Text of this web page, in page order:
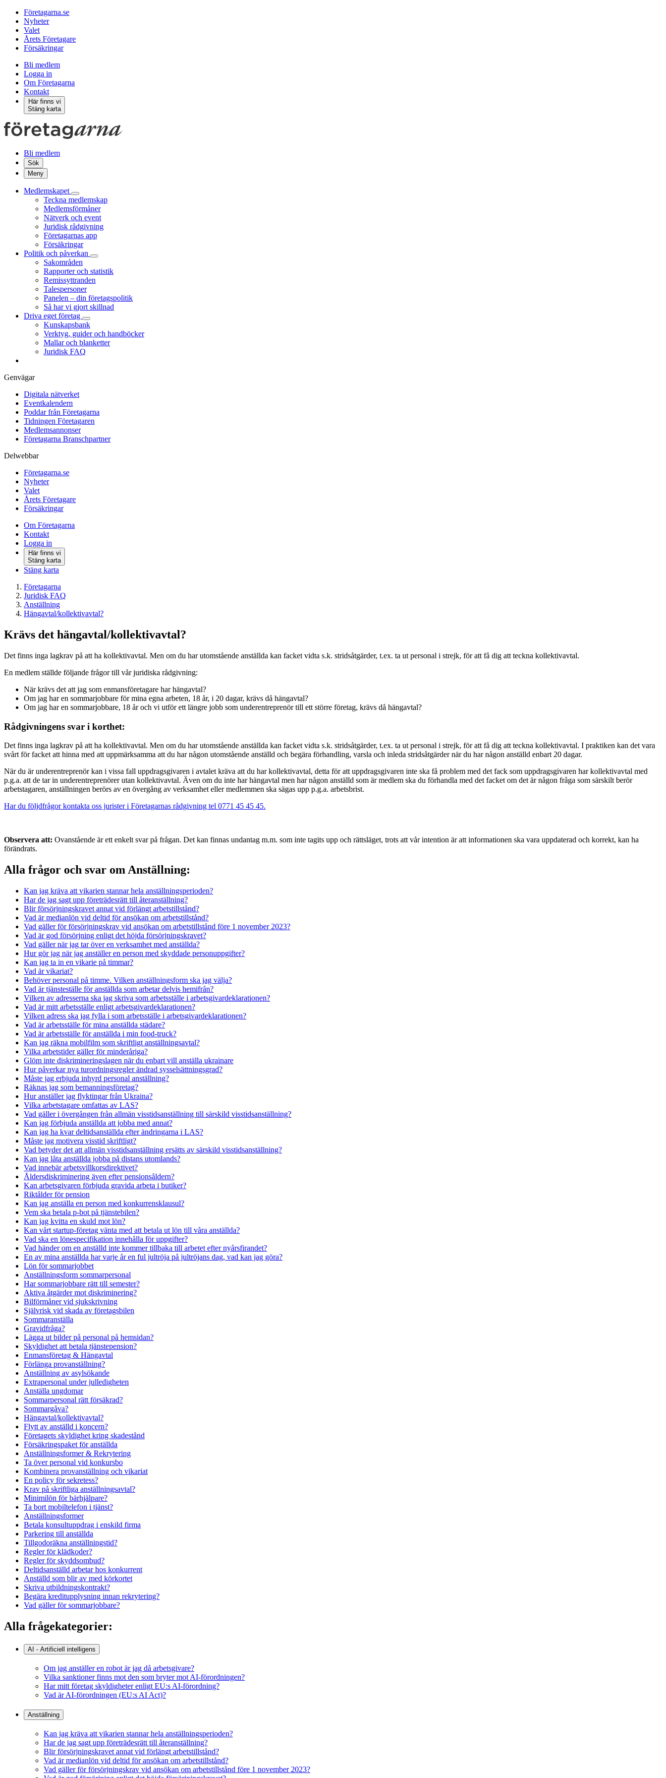
Företagarna.se
Nyheter
Valet
Årets Företagare
Försäkringar
Bli medlem
Logga in
Om Företagarna
Kontakt
Här finns vi
Stäng karta
Bli medlem
Sök
Meny
Medlemskapet
Teckna medlemskap
Medlemsförmåner
Nätverk och event
Juridisk rådgivning
Företagarnas app
Försäkringar
Politik och påverkan
Sakområden
Rapporter och statistik
Remissyttranden
Talespersoner
Panelen – din företagspolitik
Så har vi gjort skillnad
Driva eget företag
Kunskapsbank
Verktyg, guider och handböcker
Mallar och blanketter
Juridisk FAQ
Genvägar
Digitala nätverket
Eventkalendern
Poddar från Företagarna
Tidningen Företagaren
Medlemsannonser
Företagarna Branschpartner
Delwebbar
Företagarna.se
Nyheter
Valet
Årets Företagare
Försäkringar
Om Företagarna
Kontakt
Logga in
Här finns vi
Stäng karta
Stäng karta
Företagarna
Juridisk FAQ
Anställning
Hängavtal/kollektivavtal?
Krävs det hängavtal/kollektivavtal?
Det finns inga lagkrav på att ha kollektivavtal. Men om du har utomstående anställda kan facket vidta s.k. stridsåtgärder, t.ex. ta ut personal i strejk, för att få dig att teckna kollektivavtal.
En medlem ställde följande frågor till vår juridiska rådgivning:
När krävs det att jag som enmansföretagare har hängavtal?
Om jag har en sommarjobbare för mina egna arbeten, 18 år, i 20 dagar, krävs då hängavtal?
Om jag har en sommarjobbare, 18 år och vi utför ett längre jobb som underentreprenör till ett större företag, krävs då hängavtal?
Rådgivningens svar i korthet:
Det finns inga lagkrav på att ha kollektivavtal. Men om du har utomstående anställda kan facket vidta s.k. stridsåtgärder, t.ex. ta ut personal i strejk, för att få dig att teckna kollektivavtal. I praktiken kan det vara
svårt för facket att hinna med att uppmärksamma att du har någon utomstående anställd och begära förhandling, varsla och inleda stridsåtgärder när du har någon anställd enbart 20 dagar.
När du är underentreprenör kan i vissa fall uppdragsgivaren i avtalet kräva att du har kollektivavtal, detta för att uppdragsgivaren inte ska få problem med det fack som uppdragsgivaren har kollektivavtal med
p.g.a. att de tar in underentreprenörer utan kollektivavtal. Även om du inte har hängavtal men har någon anställd som är medlem ska du förhandla med det facket om det är någon fråga som särskilt berör
arbetstagaren, anställningen berörs av en övergång av verksamhet eller medlemmen ska sägas upp p.g.a. arbetsbrist.
Har du följdfrågor kontakta oss jurister i Företagarnas rådgivning tel 0771 45 45 45.
Observera att: Ovanstående är ett enkelt svar på frågan. Det kan finnas undantag m.m. som inte tagits upp och rättsläget, trots att vår intention är att informationen ska vara uppdaterad och korrekt, kan ha
förändrats.
Alla frågor och svar om Anställning:
Kan jag kräva att vikarien stannar hela anställningsperioden?
Har de jag sagt upp företrädesrätt till återanställning?
Blir försörjningskravet annat vid förlängt arbetstillstånd?
Vad är medianlön vid deltid för ansökan om arbetstillstånd?
Vad gäller för försörjningskrav vid ansökan om arbetstillstånd före 1 november 2023?
Vad är god försörjning enligt det höjda försörjningskravet?
Vad gäller när jag tar över en verksamhet med anställda?
Hur gör jag när jag anställer en person med skyddade personuppgifter?
Kan jag ta in en vikarie på timmar?
Vad är vikariat?
Behöver personal på timme. Vilken anställningsform ska jag välja?
Vad är tjänsteställe för anställda som arbetar delvis hemifrån?
Vilken av adresserna ska jag skriva som arbetsställe i arbetsgivardeklarationen?
Vad är mitt arbetsställe enligt arbetsgivardeklarationen?
Vilken adress ska jag fylla i som arbetsställe i arbetsgivardeklarationen?
Vad är arbetsställe för mina anställda städare?
Vad är arbetsställe för anställda i min food-truck?
Kan jag räkna mobilfilm som skriftligt anställningsavtal?
Vilka arbetstider gäller för minderåriga?
Glöm inte diskrimineringslagen när du enbart vill anställa ukrainare
Hur påverkar nya turordningsregler ändrad sysselsättningsgrad?
Måste jag erbjuda inhyrd personal anställning?
Räknas jag som bemanningsföretag?
Hur anställer jag flyktingar från Ukraina?
Vilka arbetstagare omfattas av LAS?
Vad gäller i övergången från allmän visstidsanställning till särskild visstidsanställning?
Kan jag förbjuda anställda att jobba med annat?
Kan jag ha kvar deltidsanställda efter ändringarna i LAS?
Måste jag motivera visstid skriftligt?
Vad betyder det att allmän visstidsanställning ersätts av särskild visstidsanställning?
Kan jag låta anställda jobba på distans utomlands?
Vad innebär arbetsvillkorsdirektivet?
Åldersdiskriminering även efter pensionsåldern?
Kan arbetsgivaren förbjuda gravida arbeta i butiker?
Riktålder för pension
Kan jag anställa en person med konkurrensklausul?
Vem ska betala p-bot på tjänstebilen?
Kan jag kvitta en skuld mot lön?
Kan vårt startup-företag vänta med att betala ut lön till våra anställda?
Vad ska en lönespecifikation innehålla för uppgifter?
Vad händer om en anställd inte kommer tillbaka till arbetet efter nyårsfirandet?
En av mina anställda har varje år en ful jultröja på jultröjans dag, vad kan jag göra?
Lön för sommarjobbet
Anställningsform sommarpersonal
Har sommarjobbare rätt till semester?
Aktiva åtgärder mot diskriminering?
Bilförmåner vid sjukskrivning
Självrisk vid skada av företagsbilen
Sommaranställa
Gravidfråga?
Lägga ut bilder på personal på hemsidan?
Skyldighet att betala tjänstepension?
Enmansföretag & Hängavtal
Förlänga provanställning?
Anställning av asylsökande
Extrapersonal under julledigheten
Anställa ungdomar
Sommarpersonal rätt försäkrad?
Sommargåva?
Hängavtal/kollektivavtal?
Flytt av anställd i koncern?
Företagets skyldighet kring skadestånd
Försäkringspaket för anställda
Anställningsformer & Rekrytering
Ta över personal vid konkursbo
Kombinera provanställning och vikariat
En policy för sekretess?
Krav på skriftliga anställningsavtal?
Minimilön för bärhjälpare?
Ta bort mobiltelefon i tjänst?
Anställningsformer
Betala konsultuppdrag i enskild firma
Parkering till anställda
Tillgodoräkna anställningstid?
Regler för klädkoder?
Regler för skyddsombud?
Deltidsanställd arbetar hos konkurrent
Anställd som blir av med körkortet
Skriva utbildningskontrakt?
Begära kreditupplysning innan rekrytering?
Vad gäller för sommarjobbare?
Alla frågekategorier:
AI - Artificiell intelligens
Om jag anställer en robot är jag då arbetsgivare?
Vilka sanktioner finns mot den som bryter mot AI-förordningen?
Har mitt företag skyldigheter enligt EU:s AI-förordning?
Vad är AI-förordningen (EU:s AI Act)?
Anställning
Kan jag kräva att vikarien stannar hela anställningsperioden?
Har de jag sagt upp företrädesrätt till återanställning?
Blir försörjningskravet annat vid förlängt arbetstillstånd?
Vad är medianlön vid deltid för ansökan om arbetstillstånd?
Vad gäller för försörjningskrav vid ansökan om arbetstillstånd före 1 november 2023?